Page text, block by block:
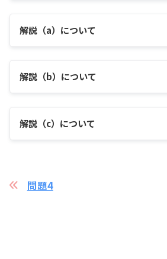
解説（a）について
解説（b）について
解説（c）について
問題4